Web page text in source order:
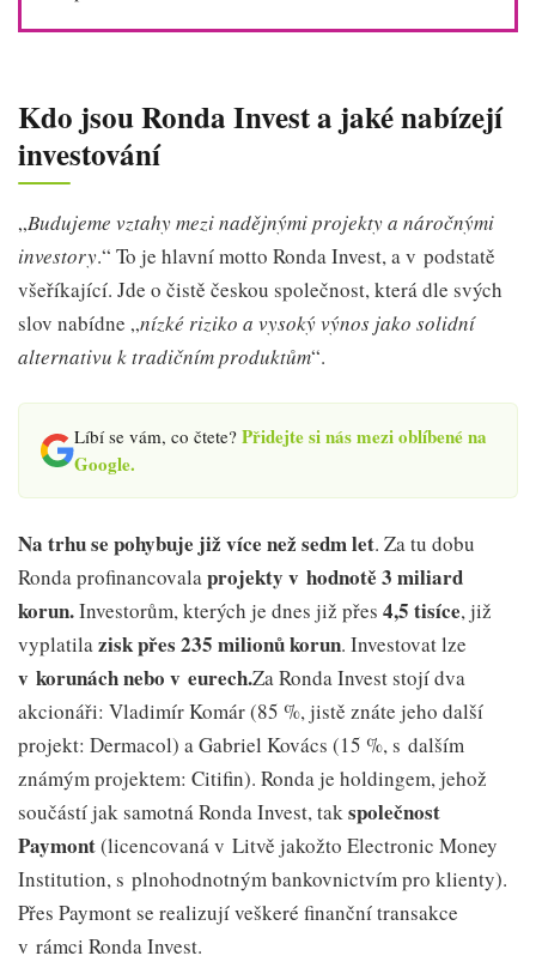
Kdo jsou Ronda Invest a jaké nabízejí
investování
„Budujeme vztahy mezi nadějnými projekty a náročnými
investory.“ To je hlavní motto Ronda Invest, a v podstatě
všeříkající. Jde o čistě českou společnost, která dle svých
slov nabídne „nízké riziko a vysoký výnos jako solidní
alternativu k tradičním produktům“.
Líbí se vám, co čtete? Přidejte si nás mezi oblíbené na
Google.
Na trhu se pohybuje již více než sedm let. Za tu dobu
Ronda profinancovalaprojekty v hodnotě 3 miliard
korun.Investorům, kterých je dnes již přes 4,5 tisíce, již
vyplatilazisk přes 235 milionů korun. Investovat lze
v korunách nebo v eurech.Za Ronda Invest stojí dva
akcionáři: Vladimír Komár (85 %, jistě znáte jeho další
projekt: Dermacol) a Gabriel Kovács (15 %, s dalším
známým projektem: Citifin). Ronda je holdingem, jehož
součástí jak samotná Ronda Invest, takspolečnost
Paymont(licencovaná v Litvě jakožto Electronic Money
Institution, s plnohodnotným bankovnictvím pro klienty).
Přes Paymont se realizují veškeré finanční transakce
v rámci Ronda Invest.